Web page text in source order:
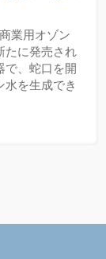
業用オゾン
たに発売され
で、蛇口を開
水を生成でき